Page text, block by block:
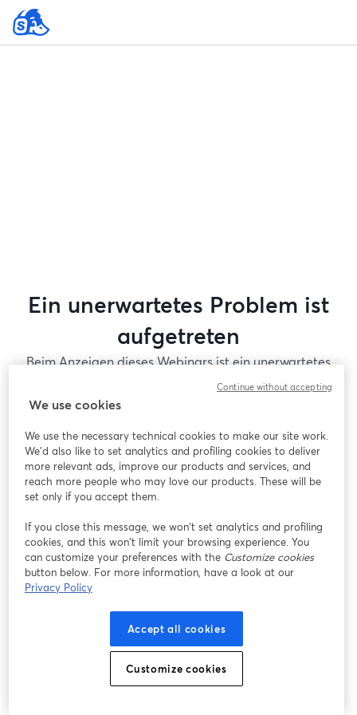
Ein unerwartetes Problem ist
aufgetreten
Beim Anzeigen dieses Webinars ist ein unerwartetes
Problem aufgetreten. Bitte versuchen Sie, die Seite
Gibt es Probleme?
wird in einem neuen Tab geöffnet
We use cookies
We use the necessary technical cookies to make our site work.
We'd also like to set analytics and profiling cookies to deliver
more relevant ads, improve our products and services, and
reach more people who may love our products. These will be
set only if you accept them.
If you close this message, we won’t set analytics and profiling
cookies, and this won’t limit your browsing experience. You
can customize your preferences with the Customize cookies
button below. For more information, have a look at our
Privacy Policy
Accept all cookies
Customize cookies
Continue without accepting